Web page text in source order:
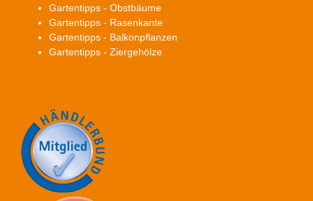
Gartentipps - Obstbäume
Gartentipps - Rasenkante
Gartentipps - Balkonpflanzen
Gartentipps - Ziergehölze